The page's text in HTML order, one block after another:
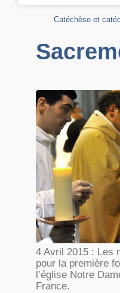
Catéchèse et
4 Avril 2015 : Les
pour la première
l’église Notre
France.